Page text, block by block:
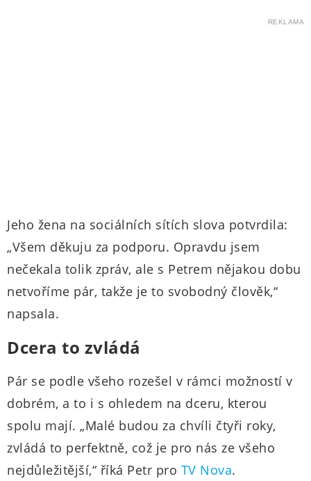
REKLAMA
Jeho žena na sociálních sítích slova potvrdila:
„Všem děkuju za podporu. Opravdu jsem
nečekala tolik zpráv, ale s Petrem nějakou dobu
netvoříme pár, takže je to svobodný člověk,“
napsala.
Dcera to zvládá
Pár se podle všeho rozešel v rámci možností v
dobrém, a to i s ohledem na dceru, kterou
spolu mají. „Malé budou za chvíli čtyři roky,
zvládá to perfektně, což je pro nás ze všeho
nejdůležitější,“ říká Petr pro TV Nova.